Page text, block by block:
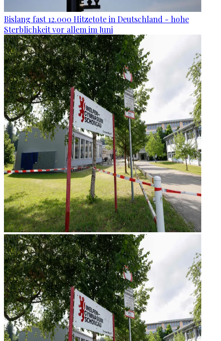
Bislang fast 12.000 Hitzetote in Deutschland - hohe
Sterblichkeit vor allem im Juni